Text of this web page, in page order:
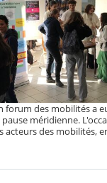
forum des mobilités a
méridienne.
acteurs des mobilités,